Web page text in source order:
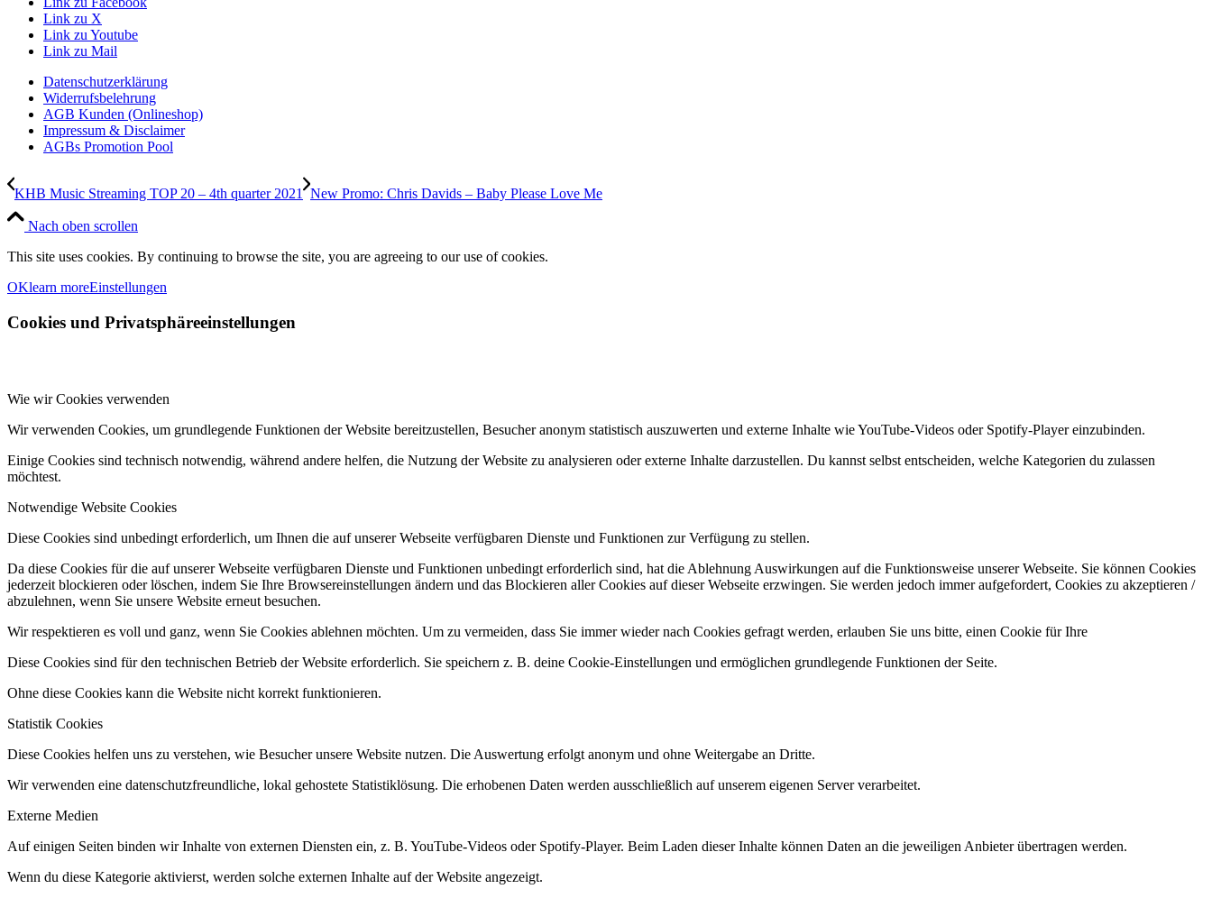
Link zu X
Link zu Youtube
Link zu Mail
Datenschutzerklärung
Widerrufsbelehrung
AGB Kunden (Onlineshop)
Impressum & Disclaimer
AGBs Promotion Pool
KHB Music Streaming TOP 20 – 4th quarter 2021 New Promo: Chris Davids – Baby Please Love Me
Nach oben scrollen
This site uses cookies. By continuing to browse the site, you are agreeing to our use of cookies.
OKlearn moreEinstellungen
Cookies und Privatsphäreeinstellungen
Wie wir Cookies verwenden
Wir verwenden Cookies, um grundlegende Funktionen der Website bereitzustellen, Besucher anonym statistisch auszuwerten und externe Inhalte wie YouTube-Videos oder Spotify-Player einzubinden.
Einige Cookies sind technisch notwendig, während andere helfen, die Nutzung der Website zu analysieren oder externe Inhalte darzustellen. Du kannst selbst entscheiden, welche Kategorien du zulassen
möchtest.
Notwendige Website Cookies
Diese Cookies sind unbedingt erforderlich, um Ihnen die auf unserer Webseite verfügbaren Dienste und Funktionen zur Verfügung zu stellen.
Da diese Cookies für die auf unserer Webseite verfügbaren Dienste und Funktionen unbedingt erforderlich sind, hat die Ablehnung Auswirkungen auf die Funktionsweise unserer Webseite. Sie können Cookies
jederzeit blockieren oder löschen, indem Sie Ihre Browsereinstellungen ändern und das Blockieren aller Cookies auf dieser Webseite erzwingen. Sie werden jedoch immer aufgefordert, Cookies zu akzeptieren /
abzulehnen, wenn Sie unsere Website erneut besuchen.
Wir respektieren es voll und ganz, wenn Sie Cookies ablehnen möchten. Um zu vermeiden, dass Sie immer wieder nach Cookies gefragt werden, erlauben Sie uns bitte, einen Cookie für Ihre
Diese Cookies sind für den technischen Betrieb der Website erforderlich. Sie speichern z. B. deine Cookie-Einstellungen und ermöglichen grundlegende Funktionen der Seite.
Ohne diese Cookies kann die Website nicht korrekt funktionieren.
Statistik Cookies
Diese Cookies helfen uns zu verstehen, wie Besucher unsere Website nutzen. Die Auswertung erfolgt anonym und ohne Weitergabe an Dritte.
Wir verwenden eine datenschutzfreundliche, lokal gehostete Statistiklösung. Die erhobenen Daten werden ausschließlich auf unserem eigenen Server verarbeitet.
Externe Medien
Auf einigen Seiten binden wir Inhalte von externen Diensten ein, z. B. YouTube-Videos oder Spotify-Player. Beim Laden dieser Inhalte können Daten an die jeweiligen Anbieter übertragen werden.
Wenn du diese Kategorie aktivierst, werden solche externen Inhalte auf der Website angezeigt.